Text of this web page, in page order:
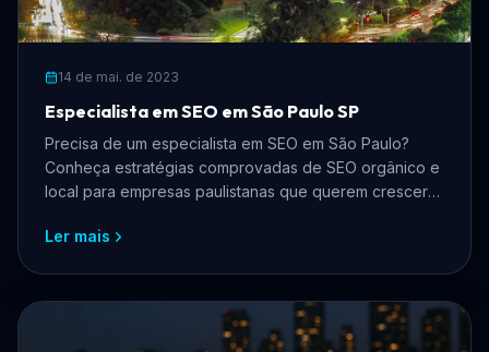
14 de mai. de 2023
Especialista em SEO em São Paulo SP
Precisa de um especialista em SEO em São Paulo?
Conheça estratégias comprovadas de SEO orgânico e
local para empresas paulistanas que querem crescer
anúncios.
Ler mais